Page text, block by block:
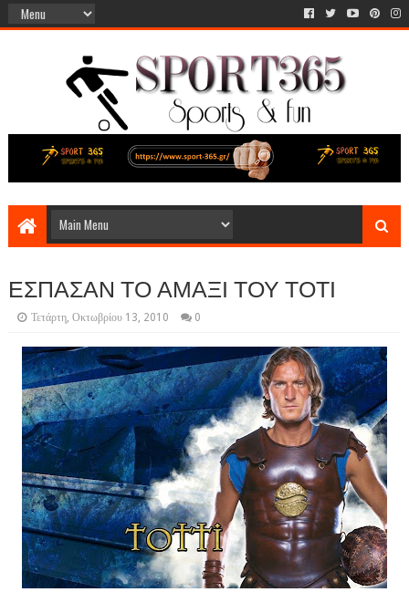
ΕΣΠΑΣΑΝ ΤΟ ΑΜΑΞΙ ΤΟΥ ΤΟΤΙ
Τετάρτη, Οκτωβρίου 13, 2010 0